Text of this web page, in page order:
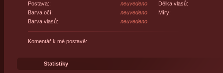
Postava::
neuvedeno
Barva očí:
neuvedeno
Barva vlasů:
neuvedeno
Délka vlasů:
Míry:
Komentář k mé postavě:
Statistiky